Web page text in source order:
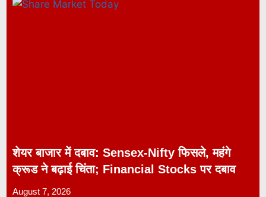
शेयर बाजार में दबाव: Sensex-Nifty फिसले, महंगे
क्रूड ने बढ़ाई चिंता; Financial Stocks पर दबाव
August 7, 2026